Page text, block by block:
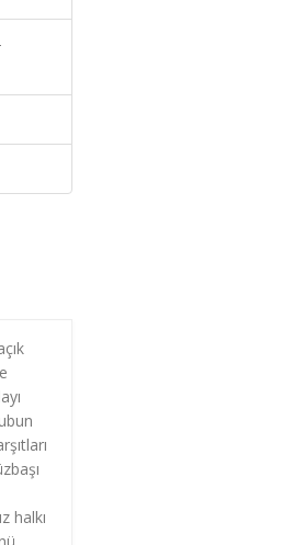
halkı